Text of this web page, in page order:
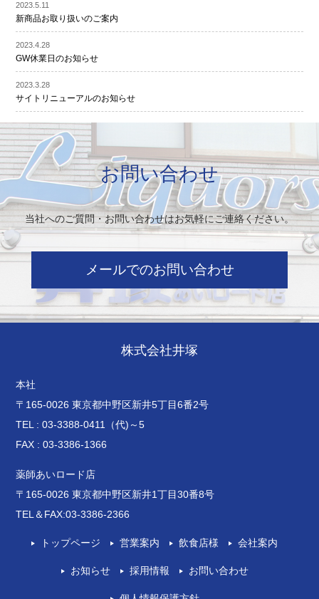
2023.5.11
新商品お取り扱いのご案内
2023.4.28
GW休業日のお知らせ
2023.3.28
サイトリニューアルのお知らせ
お問い合わせ
当社へのご質問・お問い合わせはお気軽にご連絡ください。
メールでのお問い合わせ
株式会社井塚
本社
〒165-0026 東京都中野区新井5丁目6番2号
TEL : 03-3388-0411（代)～5
FAX : 03-3386-1366
薬師あいロード店
〒165-0026 東京都中野区新井1丁目30番8号
TEL＆FAX:03-3386-2366
トップページ 営業案内 飲食店様 会社案内
お知らせ 採用情報 お問い合わせ